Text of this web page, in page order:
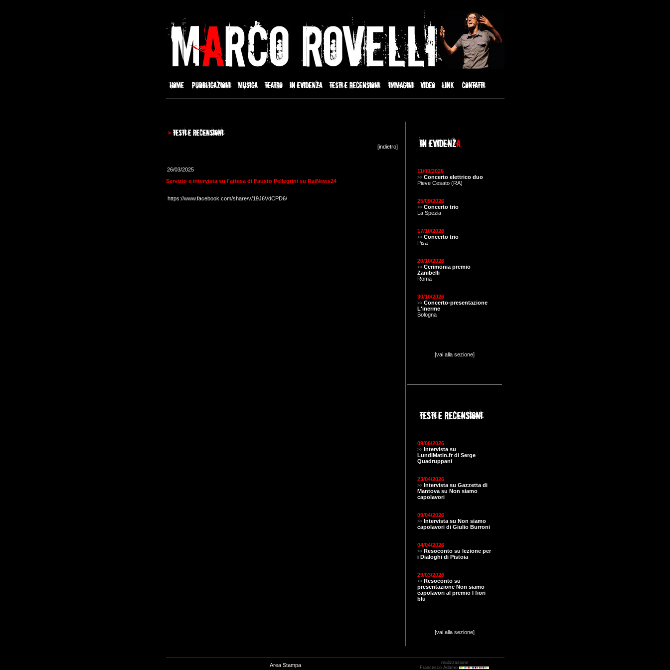
[indietro]
26/03/2025
Servizio e intervista su l'attesa di Fausto Pellegrini su RaiNews24
https://www.facebook.com/share/v/19J6VdCPD6/
11/09/2026
>> Concerto elettrico duo
Pieve Cesato (RA)
25/09/2026
>> Concerto trio
La Spezia
17/10/2026
>> Concerto trio
Pisa
20/10/2026
>> Cerimonia premio
Zanibelli
Roma
30/10/2026
>> Concerto-presentazione
L'inerme
Bologna
[vai alla sezione]
09/06/2026
>> Intervista su
LundiMatin.fr di Serge
Quadruppani
23/04/2026
>> Intervista su Gazzetta di
Mantova su Non siamo
capolavori
09/04/2026
>> Intervista su Non siamo
capolavori di Giulio Burroni
04/04/2026
>> Resoconto su lezione per
i Dialoghi di Pistoia
29/03/2026
>> Resoconto su
presentazione Non siamo
capolavori al premio I fiori
blu
[vai alla sezione]
Area Stampa
realizzazione
Francesco Adamo